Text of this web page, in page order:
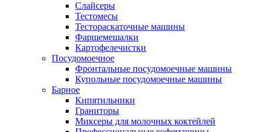
Слайсеры
Тестомесы
Тестораскаточные машины
Фаршемешалки
Картофелечистки
Посудомоечное
Фронтальные посудомоечные машины
Купольные посудомоечные машины
Барное
Кипятильники
Граниторы
Миксеры для молочных коктейлей